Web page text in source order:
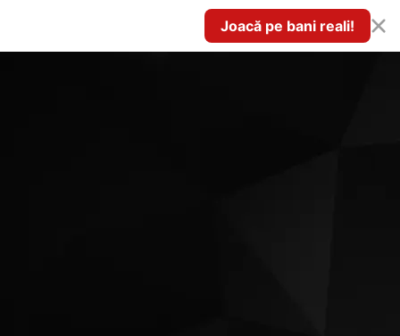
Joacă pe bani reali!